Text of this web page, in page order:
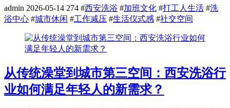
admin 2026-05-14 274 #西安洗浴 #加班文化 #打工人生活 #洗
浴中心 #城市休闲 #工作减压 #生活仪式感 #社交空间
从传统澡堂到城市第三空间：西安洗浴行
业如何满足年轻人的新需求？